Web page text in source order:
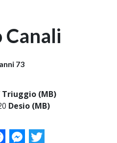
Canali
73
Triuggio (MB)
Desio (MB)
Messenger
Twitter